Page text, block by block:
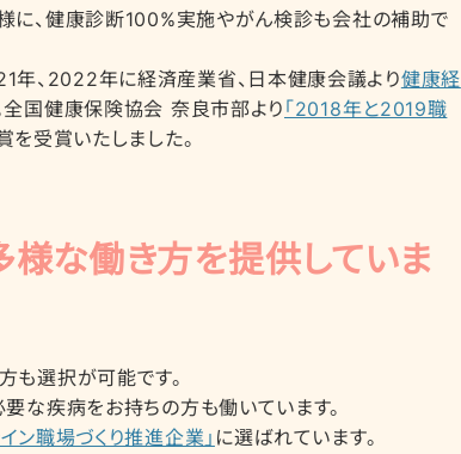
に、健康診断100%実施やがん検診も会社の補助で
年、2022年に経済産業省、日本健康会議より健康経
全国健康保険協会 奈良市部より「2018年と2019職
を受賞いたしました。
な働き方を提供していま
も選択が可能です。
な疾病をお持ちの方も働いています。
ン職場づくり推進企業」 に選ばれています。